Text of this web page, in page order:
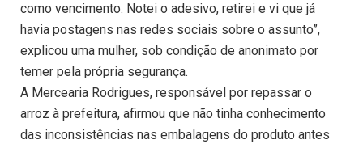
como vencimento. Notei o adesivo, retirei e vi que já
havia postagens nas redes sociais sobre o assunto”,
explicou uma mulher, sob condição de anonimato por
temer pela própria segurança.
A Mercearia Rodrigues, responsável por repassar o
arroz à prefeitura, afirmou que não tinha conhecimento
das inconsistências nas embalagens do produto antes